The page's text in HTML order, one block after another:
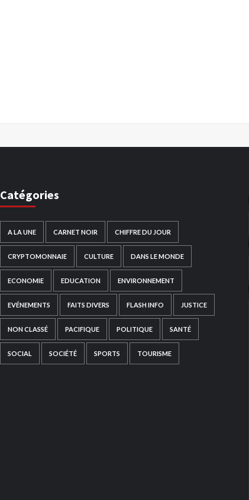
Catégories
A LA UNE CARNET NOIR CHIFFRE DU JOUR
CRYPTOMONNAIE CULTURE DANS LE MONDE
ECONOMIE EDUCATION ENVIRONNEMENT
EVÉNEMENTS FAITS DIVERS FLASH INFO JUSTICE
NON CLASSÉ PACIFIQUE POLITIQUE SANTÉ
SOCIAL SOCIÉTÉ SPORTS TOURISME